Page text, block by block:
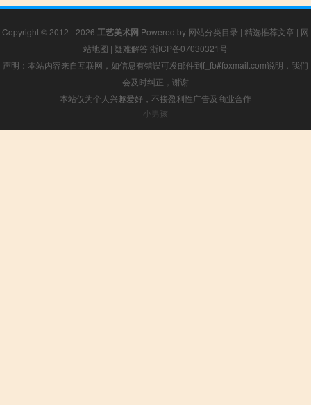
Copyright © 2012 - 2026 工艺美术网 Powered by 网站分类目录 | 精选推荐文章 | 网
站地图 | 疑难解答 浙ICP备07030321号
声明：本站内容来自互联网，如信息有错误可发邮件到f_fb#foxmail.com说明，我们
会及时纠正，谢谢
本站仅为个人兴趣爱好，不接盈利性广告及商业合作
小男孩